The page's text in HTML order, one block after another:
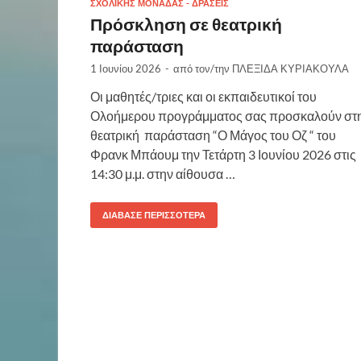
ΣΧΟΛΙΚΉΣ ΜΟΝΆΔΑΣ - ΔΡΆΣΕΙΣ
Πρόσκληση σε θεατρική
παράσταση
1 Ιουνίου 2026 - από τον/την ΠΛΕΞΙΔΑ ΚΥΡΙΑΚΟΥΛΑ
Οι μαθητές/τριες και οι εκπαιδευτικοί του
Ολοήμερου προγράμματος σας προσκαλούν
θεατρική παράσταση “Ο Μάγος του Οζ “ του
Φρανκ Μπάουμ την Τετάρτη 3 Ιουνίου 2026 στις
14:30 μ.μ. στην αίθουσα …
ΔΙΆΒΑΣΕ ΠΕΡΙΣΣΌΤΕΡΑ